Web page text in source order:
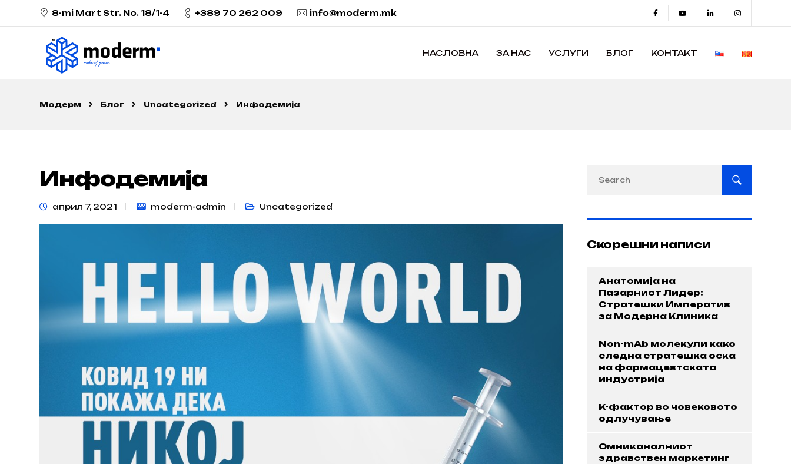
8-mi Mart Str. No. 18/1-4 +389 70 262 009 info@moderm.mk
НАСЛОВНА ЗА НАС УСЛУГИ БЛОГ КОНТАКТ
Модерм Блог Uncategorized Инфодемија
Инфодемија
април 7, 2021 moderm-admin Uncategorized
Скорешни написи
Анатомија на
Пазарниот Лидер:
Стратешки Императив
за Модерна Клиника
Non-mAb молекули како
следна стратешка оска
на фармацевтската
индустрија
K-фактор во човековото
одлучување
Омниканалниот
здравствен маркетинг